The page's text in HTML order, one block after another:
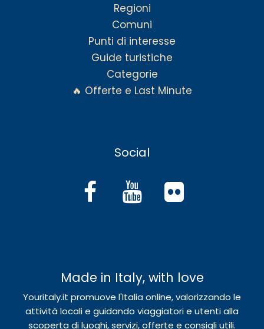
Regioni
Comuni
Punti di interesse
Guide turistiche
Categorie
🔥 Offerte e Last Minute
Social
Made in Italy, with love
Youritaly.it promuove l'Italia online, valorizzando le
attività locali e guidando viaggiatori e utenti alla
scoperta di luoghi, servizi, offerte e consigli utili.